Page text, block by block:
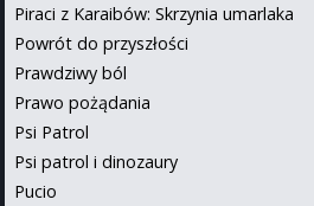
Piraci z Karaibów: Skrzynia umarlaka
Powrót do przyszłości
Prawdziwy ból
Prawo pożądania
Psi Patrol
Psi patrol i dinozaury
Pucio